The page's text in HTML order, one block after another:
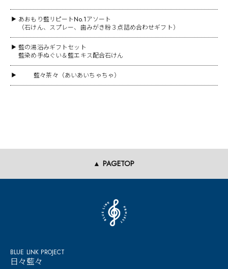
▶ あおもり藍リピートNo.1アソート
（石けん、スプレー、歯みがき粉３点詰め合わせギフト）
▶ 藍の湯浴みギフトセット
藍染め手ぬぐい＆藍エキス配合石けん
▶ 藍々茶々（あいあいちゃちゃ）
▲ PAGETOP
BLUE LINK PROJECT
日々藍々